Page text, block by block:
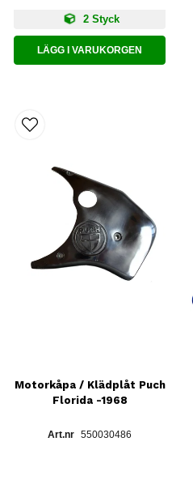
2 Styck
LÄGG I VARUKORGEN
Motorkåpa / Klädplåt Puch
Florida -1968
550030486